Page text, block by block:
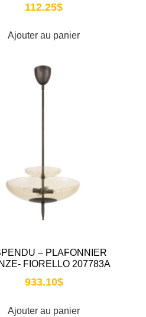
112.25$
Ajouter au panier
– PLAFONNIER
FIORELLO 207783A
933.10$
Ajouter au panier